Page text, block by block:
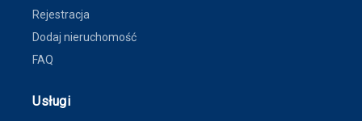
Rejestracja
Dodaj nieruchomość
FAQ
Usługi